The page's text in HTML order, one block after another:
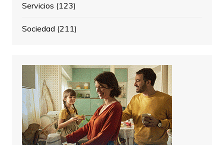
Servicios (123)
Sociedad (211)